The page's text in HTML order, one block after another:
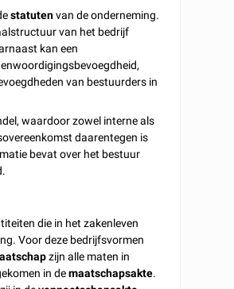
statutenvan de onderneming.
van het bedrijf
kan een
van bestuurders in
waardoor zowel interne als
daarentegen is
bevat over het bestuur
die in het zakenleven
Voor deze bedrijfsvormen
zijn alle maten in
in demaatschapsakte.